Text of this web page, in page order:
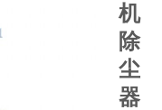
机
除
尘
器